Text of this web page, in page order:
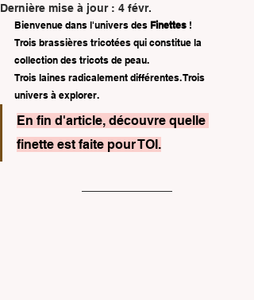
Dernière mise à jour : 4 févr.
Bienvenue dans l'univers des Finettes !
Trois brassières tricotées qui constitue la
collection des tricots de peau.
Trois laines radicalement différentes. Trois
univers à explorer.
En fin d'article, découvre quelle
finette est faite pour TOI.